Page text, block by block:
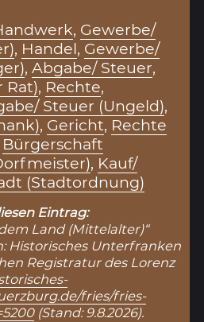
, Gewerbe/
, Handel, Gewerbe/
,Abgabe/ Steuer,
Rat), Rechte,
Steuer (Ungeld),
, Gericht, Rechte
Bürgerschaft
, Kauf/
(Stadtordnung)
Eintrag:
Land (Mittelalter)“
Historisches Unterfranken
Registratur des Lorenz
fries/fries-
(Stand: 9.8.2026).